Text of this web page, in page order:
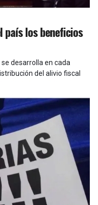
país los beneficios
desarrolla en cada
del alivio fiscal